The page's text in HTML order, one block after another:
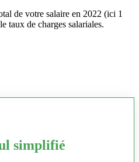
de votre salaire en 2022 (ici 1
taux de charges salariales.
simplifié